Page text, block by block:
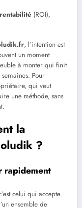
rentabilité (ROI),
, l’intention est
un moment
à monter qui finit
Pour
qui veut
une méthode, sans
la
?
rapidement
celui qui accepte
ensemble de